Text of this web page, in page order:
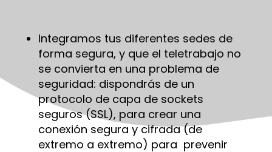
Integramos tus diferentes sedes de
forma segura, y que el teletrabajo no
se convierta en una problema de
seguridad: dispondrás de un
protocolo de capa de sockets
seguros (SSL), para crear una
conexión segura y cifrada (de
extremo a extremo) para prevenir